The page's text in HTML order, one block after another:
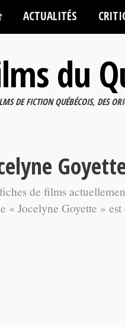
ACTUALITÉS
du
DE FICTION QUÉBÉCOIS, DES
de films
« Jocelyne Goyette » est